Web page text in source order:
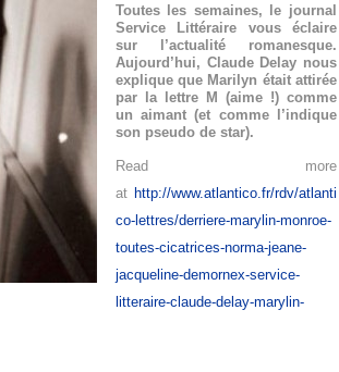
Toutes les semaines, le journal
Service Littéraire vous éclaire
sur l’actualité romanesque.
Aujourd’hui, Claude Delay nous
explique que Marilyn était attirée
par la lettre M (aime !) comme
un aimant (et comme l’indique
son pseudo de star).
Read more
at http://www.atlantico.fr/rdv/atlanti
co-lettres/derriere-marylin-monroe-
toutes-cicatrices-norma-jeane-
jacqueline-demornex-service-
litteraire-claude-delay-marylin-